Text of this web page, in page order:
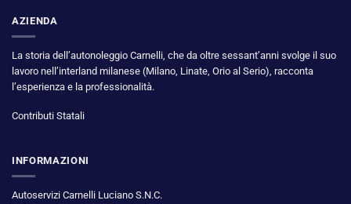
AZIENDA
La storia dell’autonoleggio Carnelli, che da oltre sessant’anni svolge il suo
lavoro nell’interland milanese (Milano, Linate, Orio al Serio), racconta
l’esperienza e la professionalità.
Contributi Statali
INFORMAZIONI
Autoservizi Carnelli Luciano S.N.C.